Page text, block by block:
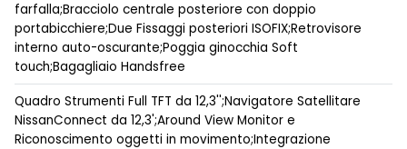
farfalla;Bracciolo centrale posteriore con doppio
portabicchiere;Due Fissaggi posteriori ISOFIX;Retrovisore
interno auto-oscurante;Poggia ginocchia Soft
touch;Bagagliaio Handsfree
Quadro Strumenti Full TFT da 12,3'';Navigatore Satellitare
NissanConnect da 12,3';Around View Monitor e
Riconoscimento oggetti in movimento;Integrazione